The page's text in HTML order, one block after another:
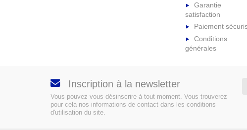
Garantie
satisfaction
Paiement
Conditions
générales
Inscription à la newsletter
Vous pouvez vous désinscrire à tout moment. Vous trouverez
pour cela nos informations de contact dans les conditions
d'utilisation du site.